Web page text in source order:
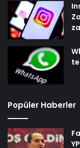
Popüler Haberler